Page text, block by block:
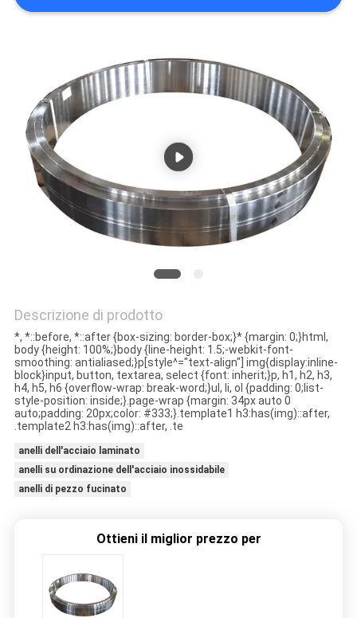
FABBRICA
CONTROLLO
QUALITÀ
CONTATTICI
RICHIEDA
UNA
CITAZIONE
MAPPA
DEL
SITO
POLICY
Descrizione di prodotto
*, *::before, *::after {box-sizing: border-box;}* {margin: 0;}html,
body {height: 100%;}body {line-height: 1.5;-webkit-font-
smoothing: antialiased;}p[style^="text-align"] img{display:inline-
block}input, button, textarea, select {font: inherit;}p, h1, h2, h3,
h4, h5, h6 {overflow-wrap: break-word;}ul, li, ol {padding: 0;list-
style-position: inside;}.page-wrap {margin: 34px auto 0
auto;padding: 20px;color: #333;}.template1 h3:has(img)::after,
.template2 h3:has(img)::after, .te
anelli dell'acciaio laminato
anelli su ordinazione dell'acciaio inossidabile
anelli di pezzo fucinato
Ottieni il miglior prezzo per